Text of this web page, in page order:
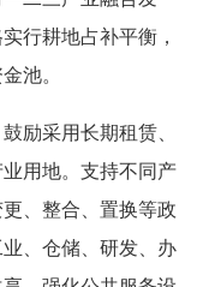
行耕地占补平衡，
池。
采用长期租赁、
用地。支持不同产
、整合、置换等政
、仓储、研发、办